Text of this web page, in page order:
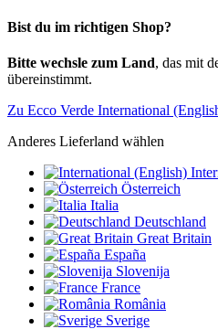
Bist du im richtigen Shop?
Bitte wechsle zum Land, das mit
übereinstimmt.
Zu Ecco Verde International
Anderes Lieferland wählen
Österreich
Italia
Deutschland
Great Britain
España
Slovenija
France
România
Sverige